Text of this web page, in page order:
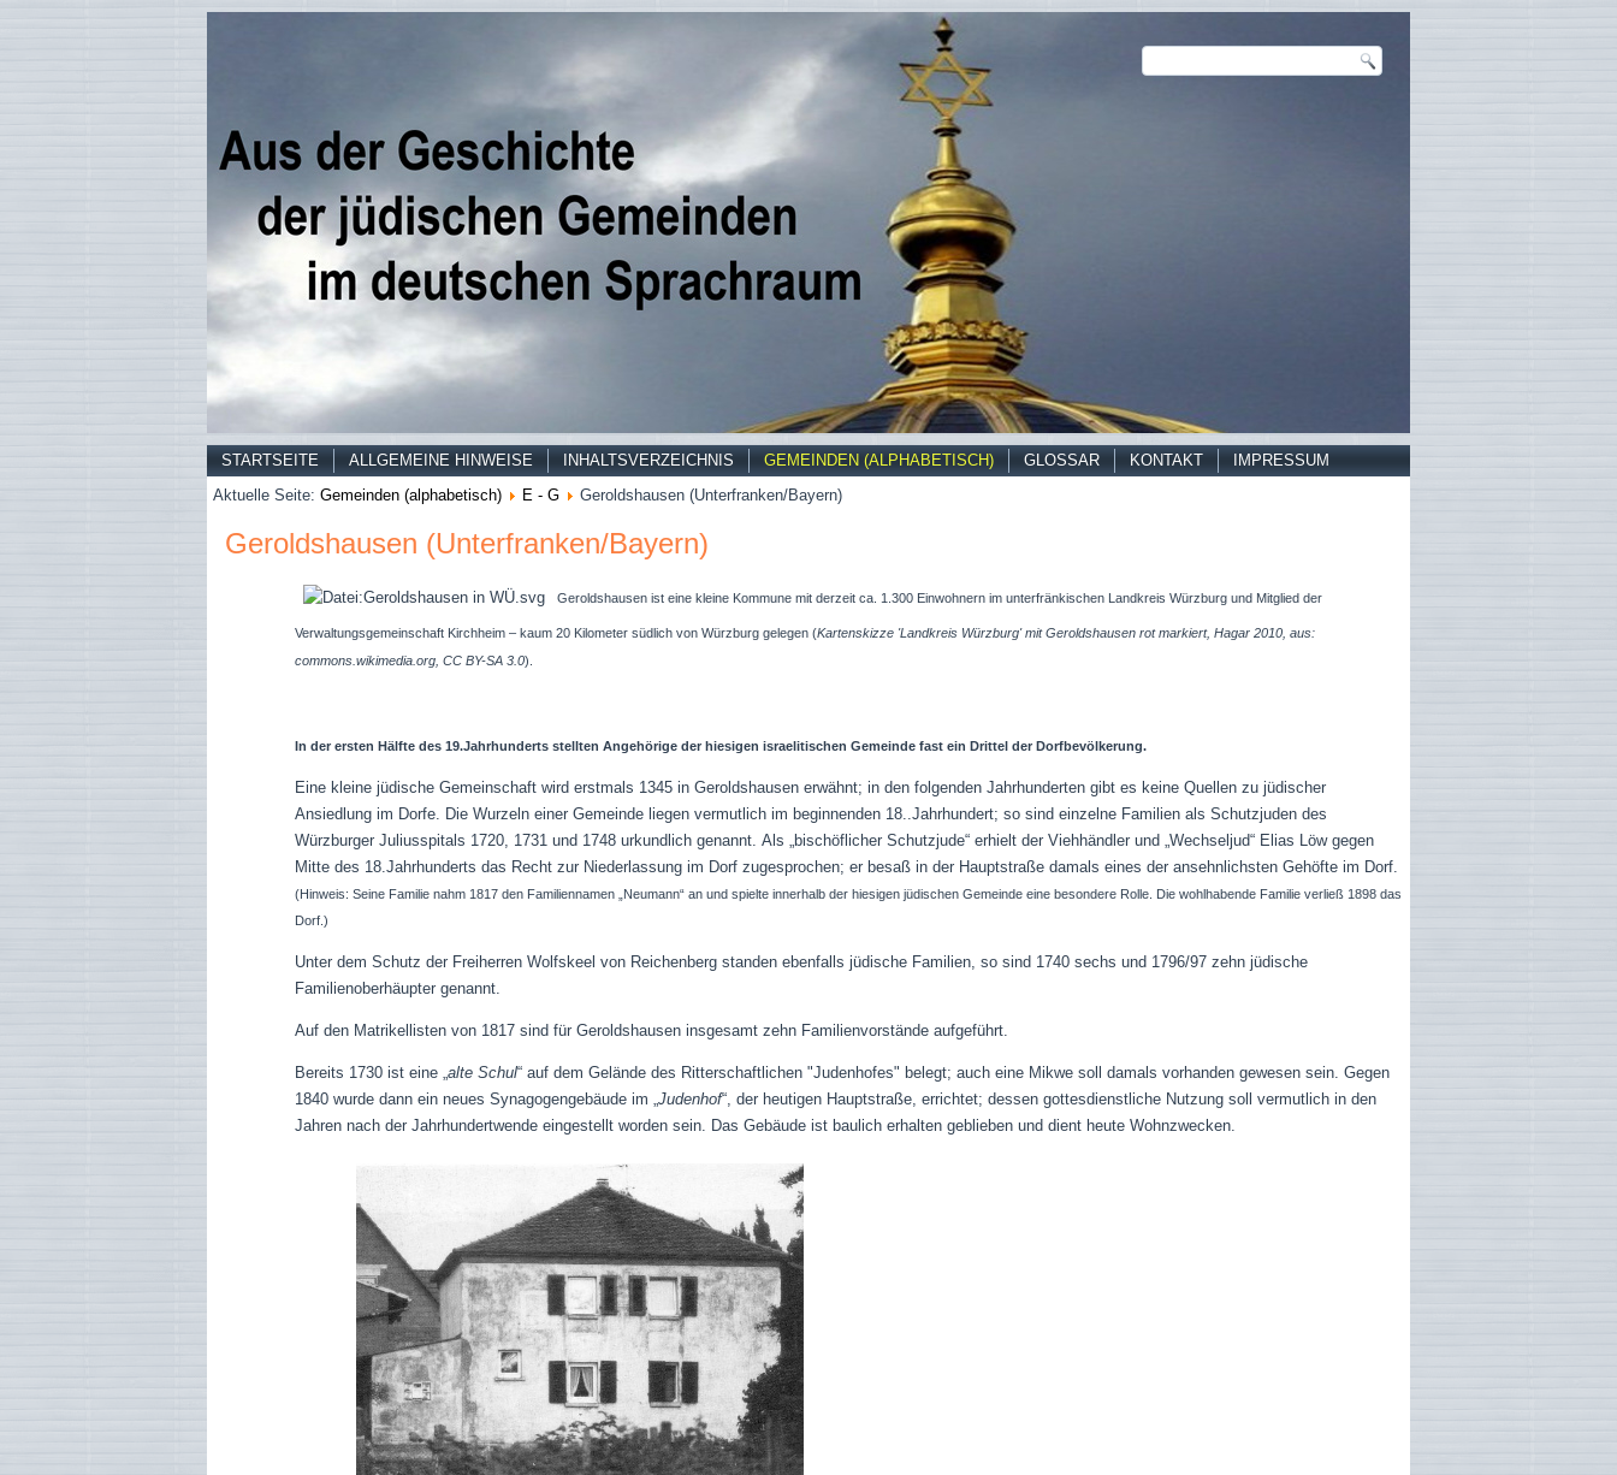
STARTSEITE ALLGEMEINE HINWEISE INHALTSVERZEICHNIS GEMEINDEN (ALPHABETISCH) GLOSSAR KONTAKT
IMPRESSUM
Aktuelle Seite: Gemeinden (alphabetisch) E - G Geroldshausen (Unterfranken/Bayern)
Geroldshausen (Unterfranken/Bayern)
Geroldshausen ist eine kleine Kommune mit derzeit ca. 1.300 Einwohnern im unterfränkischen Landkreis Würzburg und Mitglied der
Verwaltungsgemeinschaft Kirchheim – kaum 20 Kilometer südlich von Würzburg gelegen (Kartenskizze 'Landkreis Würzburg' mit Geroldshausen rot markiert, Hagar 2010, aus:
commons.wikimedia.org, CC BY-SA 3.0).
In der ersten Hälfte des 19.Jahrhunderts stellten Angehörige der hiesigen israelitischen Gemeinde fast ein Drittel der Dorfbevölkerung.
Eine kleine jüdische Gemeinschaft wird erstmals 1345 in Geroldshausen erwähnt; in den folgenden Jahrhunderten gibt es keine Quellen zu jüdischer
Ansiedlung im Dorfe. Die Wurzeln einer Gemeinde liegen vermutlich im beginnenden 18..Jahrhundert; so sind einzelne Familien als Schutzjuden des
Würzburger Juliusspitals 1720, 1731 und 1748 urkundlich genannt.Als „bischöflicher Schutzjude“ erhielt der Viehhändler und „Wechseljud“ Elias Löw gegen
Mitte des 18.Jahrhunderts das Recht zur Niederlassung im Dorf zugesprochen; er besaß in der Hauptstraße damals eines der ansehnlichsten Gehöfte im Dorf.
(Hinweis: Seine Familie nahm 1817 den Familiennamen „Neumann“ an und spielte innerhalb der hiesigen jüdischen Gemeinde eine besondere Rolle. Die wohlhabende Familie verließ 1898 das
Dorf.)
Unter dem Schutz der Freiherren Wolfskeel von Reichenberg standen ebenfalls jüdische Familien, so sind 1740 sechs und 1796/97 zehn jüdische
Familienoberhäupter genannt.
Auf den Matrikellisten von 1817 sind für Geroldshausen insgesamt zehn Familienvorstände aufgeführt.
Bereits 1730 ist eine „alte Schul“ auf dem Gelände des Ritterschaftlichen "Judenhofes" belegt; auch eine Mikwe soll damals vorhanden gewesen sein. Gegen
1840 wurde dann ein neues Synagogengebäude im „Judenhof“, der heutigen Hauptstraße, errichtet; dessen gottesdienstliche Nutzung soll vermutlich in den
Jahren nach der Jahrhundertwende eingestellt worden sein. Das Gebäude ist baulich erhalten geblieben und dient heute Wohnzwecken.